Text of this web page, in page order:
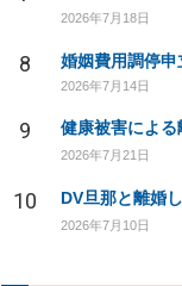
2026年7月18日
8 婚姻費用調停申
2026年7月14日
9
2026年7月21日
10 DV旦那と離婚
2026年7月10日